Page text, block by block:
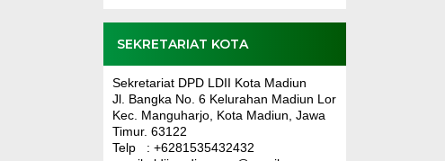
SEKRETARIAT KOTA
Sekretariat DPD LDII Kota Madiun
Jl. Bangka No. 6 Kelurahan Madiun Lor
Kec. Manguharjo, Kota Madiun, Jawa
Timur. 63122
Telp : +6281535432432